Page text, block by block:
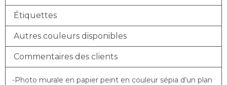
Étiquettes
Autres couleurs disponibles
Commentaires des clients
-Photo murale en papier peint en couleur sépia d’un plan